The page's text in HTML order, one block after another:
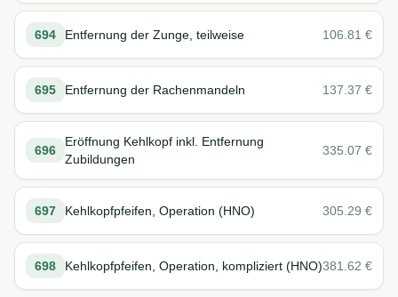
694 Entfernung der Zunge, teilweise 106.81 €
695 Entfernung der Rachenmandeln 137.37 €
696
Eröffnung Kehlkopf inkl. Entfernung
Zubildungen
335.07 €
697 Kehlkopfpfeifen, Operation (HNO) 305.29 €
698 Kehlkopfpfeifen, Operation, kompliziert (HNO)381.62 €